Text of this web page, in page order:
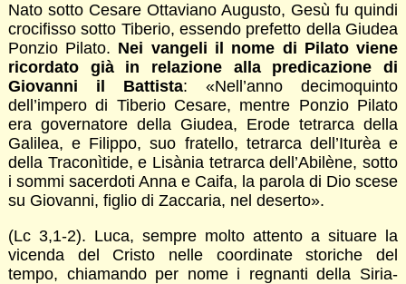
Nato sotto Cesare Ottaviano Augusto, Gesù fu quindi
crocifisso sotto Tiberio, essendo prefetto della Giudea
Ponzio Pilato. Nei vangeli il nome di Pilato viene
ricordato già in relazione alla predicazione di
Giovanni il Battista: «Nell’anno decimoquinto
dell’impero di Tiberio Cesare, mentre Ponzio Pilato
era governatore della Giudea, Erode tetrarca della
Galilea, e Filippo, suo fratello, tetrarca dell’Iturèa e
della Traconìtide, e Lisània tetrarca dell’Abilène, sotto
i sommi sacerdoti Anna e Caifa, la parola di Dio scese
su Giovanni, figlio di Zaccaria, nel deserto».
(Lc 3,1-2). Luca, sempre molto attento a situare la
vicenda del Cristo nelle coordinate storiche del
tempo, chiamando per nome i regnanti della Siria-